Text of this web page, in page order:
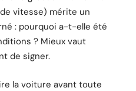
vitesse) mérite un
: pourquoi a-t-elle été
? Mieux vaut
de signer.
la voiture avant toute